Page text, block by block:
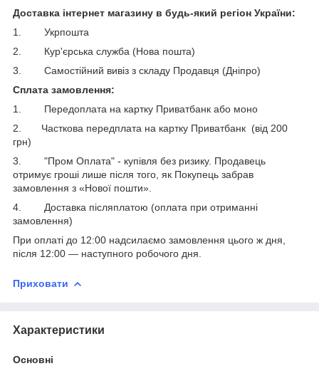
Доставка інтернет магазину в будь-який регіон України:
1. Укрпошта
2. Кур'єрська служба (Нова пошта)
3. Самостійний вивіз з складу Продавця (Дніпро)
Сплата замовлення:
1. Передоплата на картку Приватбанк або моно
2. Часткова передплата на картку Приватбанк (від 200
грн)
3. "Пром Оплата" - купівля без ризику. Продавець
отримує гроші лише після того, як Покупець забрав
замовлення з «Нової пошти».
4. Доставка післяплатою (оплата при отриманні
замовлення)
При оплаті до 12:00 надсилаємо замовлення цього ж дня,
після 12:00 ― наступного робочого дня.
Приховати
Характеристики
Основні